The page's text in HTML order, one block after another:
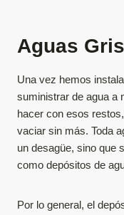
Aguas
Una vez hemos
suministrar de agua a
hacer con esos
vaciar sin más. Toda
un desagüe, sino que
como depósitos de
Por lo general, el